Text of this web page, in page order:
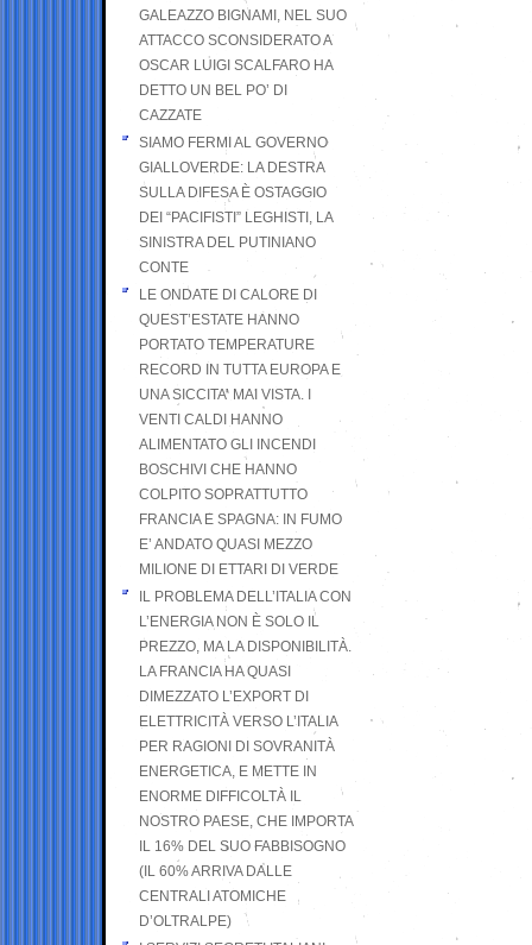
GALEAZZO BIGNAMI, NEL SUO
ATTACCO SCONSIDERATO A
OSCAR LUIGI SCALFARO HA
DETTO UN BEL PO’ DI
CAZZATE
SIAMO FERMI AL GOVERNO
GIALLOVERDE: LA DESTRA
SULLA DIFESA È OSTAGGIO
DEI “PACIFISTI” LEGHISTI, LA
SINISTRA DEL PUTINIANO
CONTE
LE ONDATE DI CALORE DI
QUEST’ESTATE HANNO
PORTATO TEMPERATURE
RECORD IN TUTTA EUROPA E
UNA SICCITA’ MAI VISTA. I
VENTI CALDI HANNO
ALIMENTATO GLI INCENDI
BOSCHIVI CHE HANNO
COLPITO SOPRATTUTTO
FRANCIA E SPAGNA: IN FUMO
E’ ANDATO QUASI MEZZO
MILIONE DI ETTARI DI VERDE
IL PROBLEMA DELL’ITALIA CON
L’ENERGIA NON È SOLO IL
PREZZO, MA LA DISPONIBILITÀ.
LA FRANCIA HA QUASI
DIMEZZATO L’EXPORT DI
ELETTRICITÀ VERSO L’ITALIA
PER RAGIONI DI SOVRANITÀ
ENERGETICA, E METTE IN
ENORME DIFFICOLTÀ IL
NOSTRO PAESE, CHE IMPORTA
IL 16% DEL SUO FABBISOGNO
(IL 60% ARRIVA DALLE
CENTRALI ATOMICHE
D’OLTRALPE)